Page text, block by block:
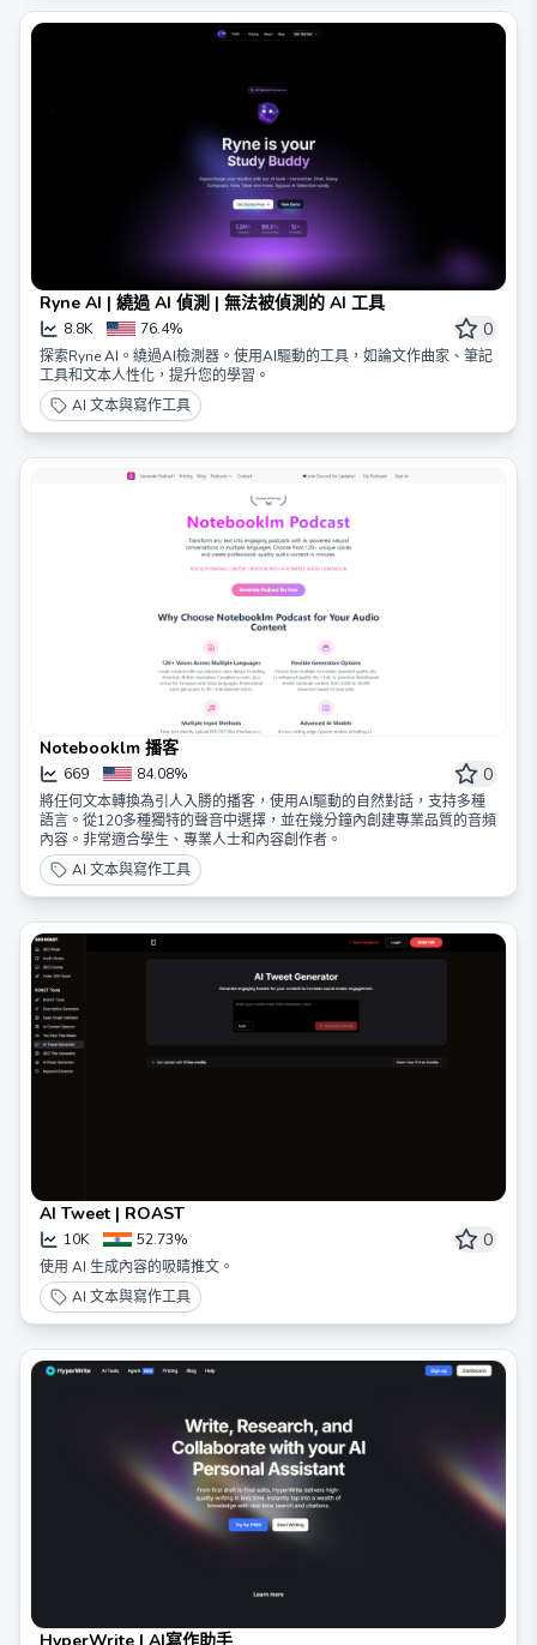
Ryne AI | 繞過 AI 偵測 | 無法被偵測的 AI 工具
8.8K 76.4% 0
探索Ryne AI。繞過AI檢測器。使用AI驅動的工具，如論文作曲家、筆記
工具和文本人性化，提升您的學習。
AI 文本與寫作工具
Notebooklm 播客
669 84.08% 0
將任何文本轉換為引人入勝的播客，使用AI驅動的自然對話，支持多種
語言。從120多種獨特的聲音中選擇，並在幾分鐘內創建專業品質的音頻
內容。非常適合學生、專業人士和內容創作者。
AI 文本與寫作工具
AI Tweet | ROAST
10K 52.73% 0
使用 AI 生成內容的吸睛推文。
AI 文本與寫作工具